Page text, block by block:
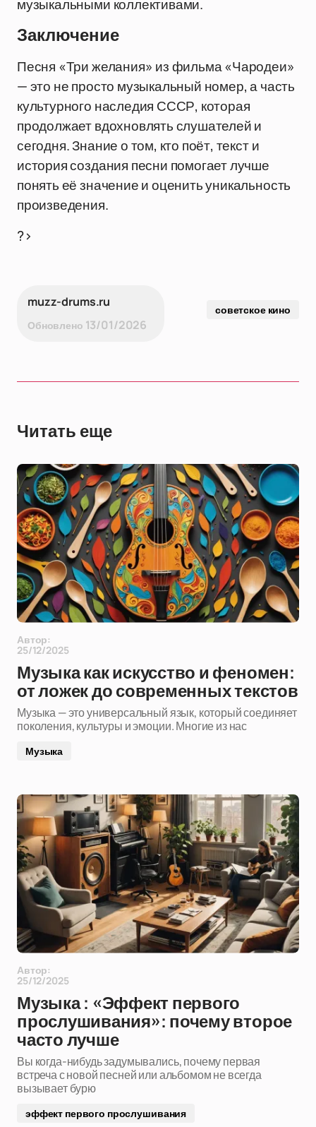
музыкальными коллективами.
Заключение
Песня «Три желания» из фильма «Чародеи»
— это не просто музыкальный номер, а часть
культурного наследия СССР, которая
продолжает вдохновлять слушателей и
сегодня. Знание о том, кто поёт, текст и
история создания песни помогает лучше
понять её значение и оценить уникальность
произведения.
?>
muzz-drums.ru
Обновлено 13/01/2026
советское кино
Читать еще
Автор:
25/12/2025
Музыка как искусство и феномен:
от ложек до современных текстов
Музыка — это универсальный язык, который соединяет
поколения, культуры и эмоции. Многие из нас
Музыка
Автор:
25/12/2025
Музыка : «Эффект первого
прослушивания»: почему второе
часто лучше
Вы когда-нибудь задумывались, почему первая
встреча с новой песней или альбомом не всегда
вызывает бурю
эффект первого прослушивания